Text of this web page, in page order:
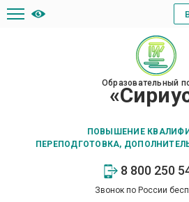
Образовательный
ПОВЫШЕНИЕ
ПЕРЕПОДГОТОВКА,
8 800 250
Звонок по России